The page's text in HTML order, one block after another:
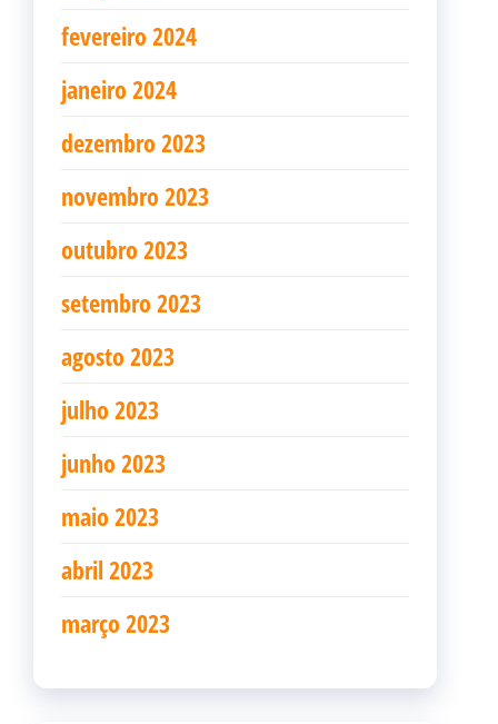
fevereiro 2024
janeiro 2024
dezembro 2023
novembro 2023
outubro 2023
setembro 2023
agosto 2023
julho 2023
junho 2023
maio 2023
abril 2023
março 2023